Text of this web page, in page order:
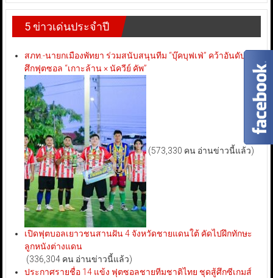
5 ข่าวเด่นประจำปี
สภท.-นายกเมืองพัทยา ร่วมสนับสนุนทีม “บุ๊คบุฟเฟ่” คว้าอันดับ 3
ศึกฟุตซอล “เกาะล้าน × นัควีย์ คัพ”
(573,330 คน อ่านข่าวนี้แล้ว)
เปิดฟุตบอลเยาวชนสานฝัน 4 จังหวัดชายแดนใต้ คัดไปฝึกทักษะ
ลูกหนังต่างแดน
(336,304 คน อ่านข่าวนี้แล้ว)
ประกาศรายชื่อ 14 แข้ง ฟุตซอลชายทีมชาติไทย ชุดสู้ศึกซีเกมส์